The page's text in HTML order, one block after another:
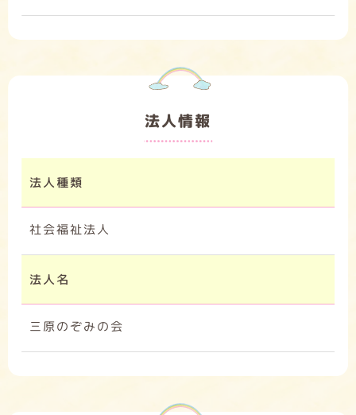
法人情報
法人種類
社会福祉法人
法人名
三原のぞみの会